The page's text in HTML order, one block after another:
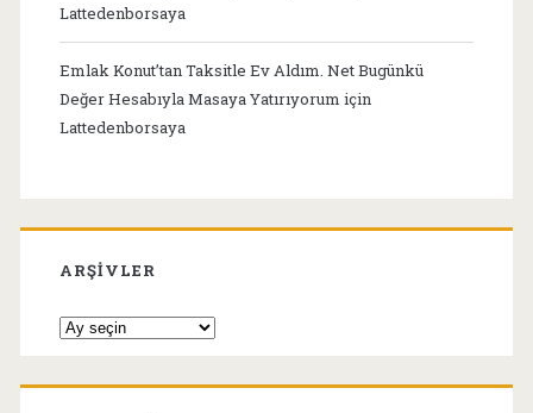
Lattedenborsaya
Emlak Konut’tan Taksitle Ev Aldım. Net Bugünkü
Değer Hesabıyla Masaya Yatırıyorum için
Lattedenborsaya
ARŞIVLER
Arşivler